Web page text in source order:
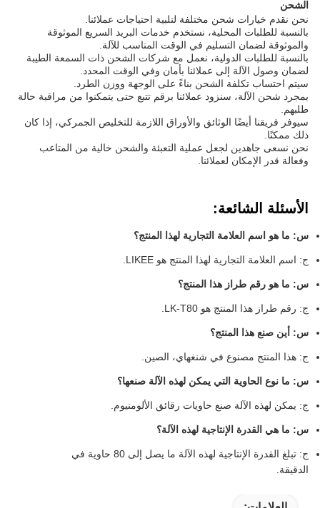
الشحن
نحن نقدم خيارات شحن مختلفة لتلبية احتياجات عملائنا.
بالنسبة للطلبات المحلية، نستخدم خدمات البريد السريع الموثوقة
والموثوقة لضمان التسليم في الوقت المناسب للآلة.
بالنسبة للطلبات الدولية، نعمل مع شركات الشحن ذات السمعة الطيبة
لضمان وصول الآلة إلى عملائنا بأمان وفي الوقت المحدد.
سيتم احتساب تكلفة الشحن بناءً على الوجهة ووزن الطرد.
بمجرد شحن الآلة، سنزود عملائنا برقم تتبع حتى يتمكنوا من مراقبة حالة
طلبهم.
سيوفر فريقنا أيضًا الوثائق والأوراق اللازمة للتخليص الجمركي، إذا كان
ذلك ممكنًا.
نحن نسعى جاهدين لجعل عملية التعبئة والشحن خالية من المتاعب
وفعالة قدر الإمكان لعملائنا.
الأسئلة الشائعة:
س: ما هو اسم العلامة التجارية لهذا المنتج؟
ج: اسم العلامة التجارية لهذا المنتج هو LIKEE.
س: ما هو رقم طراز هذا المنتج؟
ج: رقم طراز هذا المنتج هو LK-T80.
س: أين صنع هذا المنتج؟
ج: هذا المنتج مصنوع في شنغهاي، الصين.
س: ما نوع الحاوية التي يمكن لهذه الآلة صنعها؟
ج: يمكن لهذه الآلة صنع حاويات رقائق الألومنيوم.
س: ما هي القدرة الإنتاجية لهذه الآلة؟
ج: تبلغ القدرة الإنتاجية لهذه الآلة ما يصل إلى 80 حاوية في
الدقيقة.